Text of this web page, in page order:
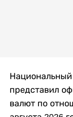
представил
валют по